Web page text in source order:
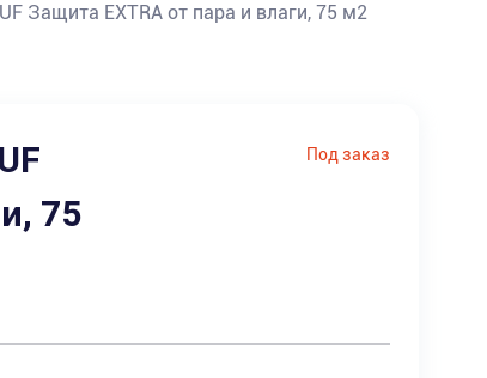
Защита EXTRA от пара и влаги, 75 м2
75
Под заказ